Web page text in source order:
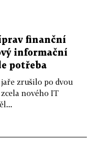
finanční
informační
potřeba
zrušilo po dvou
nového IT